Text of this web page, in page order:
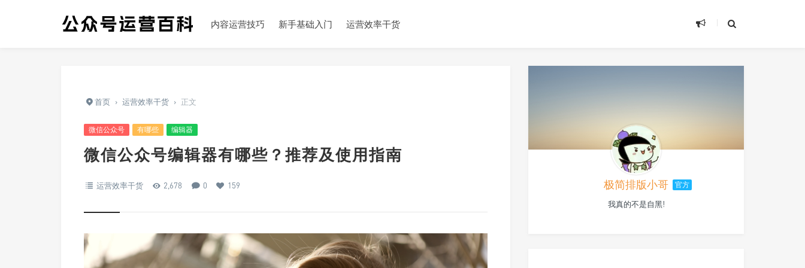
内容运营技巧 新手基础入门 运营效率干货
首页 › 运营效率干货 › 正文
微信公众号 有哪些 编辑器
微信公众号编辑器有哪些？推荐及使用指南
运营效率干货 2,678 0 159 极简排版小哥 官方
我真的不是自黑!